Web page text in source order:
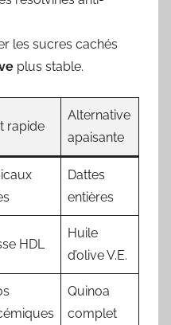
les sucres cachés
plus stable.
rapide
Alternative
apaisante
Dattes
entières
HDL
Huile
d’olive V.E.
Quinoa
complet